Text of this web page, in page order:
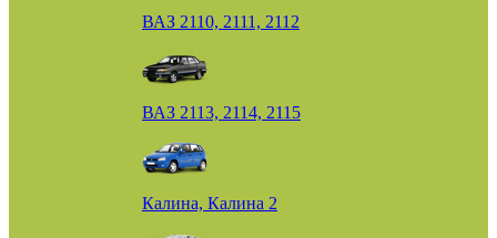
ВАЗ 2110, 2111, 2112
ВАЗ 2113, 2114, 2115
Калина, Калина 2